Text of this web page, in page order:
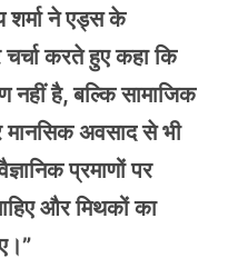
शर्मा ने एड्स के
करते हुए कहा कि
है, बल्कि सामाजिक
मानसिक अवसाद से भी
प्रमाणों पर
और मिथकों का